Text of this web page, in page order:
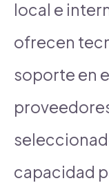
local e
ofrecen
soporte en
capacidad